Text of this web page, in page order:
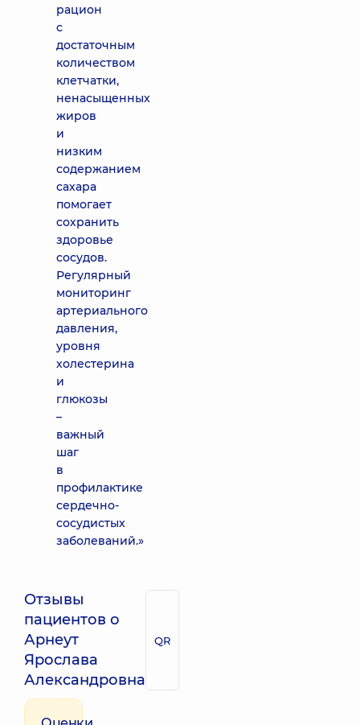
рацион
с
достаточным
количеством
клетчатки,
ненасыщенных
жиров
и
низким
содержанием
сахара
помогает
сохранить
здоровье
сосудов.
Регулярный
мониторинг
артериального
давления,
уровня
холестерина
и
глюкозы
–
важный
шаг
в
профилактике
сердечно-
сосудистых
заболеваний.»
Отзывы
пациентов о
Арнеут
Ярослава
Александровна
QR